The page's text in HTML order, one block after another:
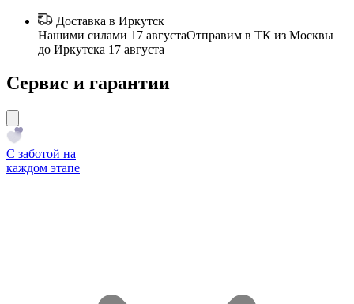
Доставка в Иркутск
Нашими силами 17 августаОтправим в ТК из Москвы
до Иркутска 17 августа
Сервис и гарантии
С заботой на
каждом этапе